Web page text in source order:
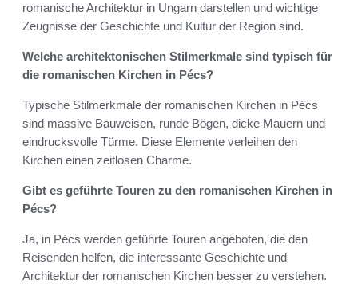
romanische Architektur in Ungarn darstellen und wichtige
Zeugnisse der Geschichte und Kultur der Region sind.
Welche architektonischen Stilmerkmale sind typisch für
die romanischen Kirchen in Pécs?
Typische Stilmerkmale der romanischen Kirchen in Pécs
sind massive Bauweisen, runde Bögen, dicke Mauern und
eindrucksvolle Türme. Diese Elemente verleihen den
Kirchen einen zeitlosen Charme.
Gibt es geführte Touren zu den romanischen Kirchen in
Pécs?
Ja, in Pécs werden geführte Touren angeboten, die den
Reisenden helfen, die interessante Geschichte und
Architektur der romanischen Kirchen besser zu verstehen.